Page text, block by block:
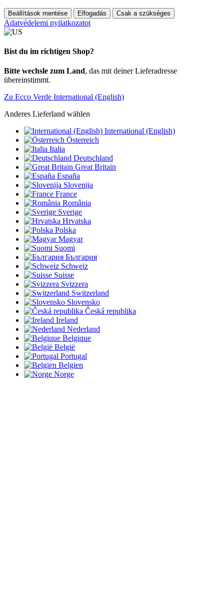
Beállítások mentése Elfogadás Csak a szükséges
Adatvédelemi nyilatkozatot
Bist du im richtigen Shop?
Bitte wechsle zum Land, das mit deiner Lieferadresse
übereinstimmt.
Zu Ecco Verde International (English)
Anderes Lieferland wählen
International (English)
Österreich
Italia
Deutschland
Great Britain
España
Slovenija
France
România
Sverige
Hrvatska
Polska
Magyar
Suomi
България
Schweiz
Suisse
Svizzera
Switzerland
Slovensko
Česká republika
Ireland
Nederland
Belgique
België
Portugal
Belgien
Norge